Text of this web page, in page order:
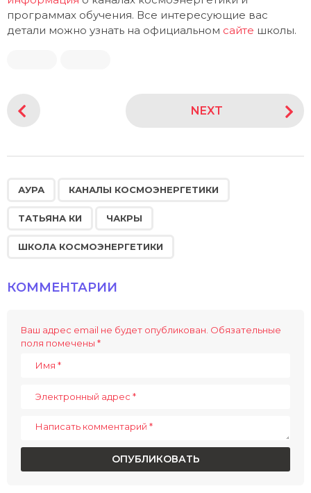
программах обучения. Все интересующие вас
детали можно узнать на официальном сайте школы.
i
NEXT
АУРА КАНАЛЫ КОСМОЭНЕРГЕТИКИ
ТАТЬЯНА КИ ЧАКРЫ
ШКОЛА КОСМОЭНЕРГЕТИКИ
КОММЕНТАРИИ
Ваш адрес email не будет опубликован. Обязательные
поля помечены *